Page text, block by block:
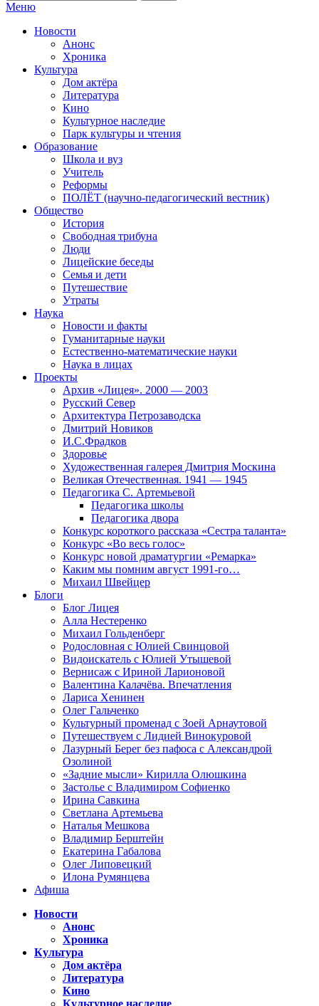
Меню
Новости
Анонс
Хроника
Культура
Дом актёра
Литература
Кино
Культурное наследие
Парк культуры и чтения
Образование
Школа и вуз
Учитель
Реформы
ПОЛЁТ (научно-педагогический вестник)
Общество
История
Свободная трибуна
Люди
Лицейские беседы
Семья и дети
Путешествие
Утраты
Наука
Новости и факты
Гуманитарные науки
Естественно-математические науки
Наука в лицах
Проекты
Архив «Лицея». 2000 — 2003
Русский Север
Архитектура Петрозаводска
Дмитрий Новиков
И.С.Фрадков
Здоровье
Художественная галерея Дмитрия Москина
Великая Отечественная. 1941 — 1945
Педагогика С. Артемьевой
Педагогика школы
Педагогика двора
Конкурс короткого рассказа «Сестра таланта»
Конкурс «Во весь голос»
Конкурс новой драматургии «Ремарка»
Каким мы помним август 1991-го…
Михаил Швейцер
Блоги
Блог Лицея
Алла Нестеренко
Михаил Гольденберг
Родословная с Юлией Свинцовой
Видоискатель с Юлией Утышевой
Вернисаж с Ириной Ларионовой
Валентина Калачёва. Впечатления
Лариса Хенинен
Олег Гальченко
Культурный променад с Зоей Арнаутовой
Путешествуем с Лидией Винокуровой
Лазурный Берег без пафоса с Александрой
Озолиной
«Задние мысли» Кирилла Олюшкина
Застолье с Владимиром Софиенко
Ирина Савкина
Светлана Артемьева
Наталья Мешкова
Владимир Берштейн
Екатерина Габалова
Олег Липовецкий
Илона Румянцева
Афиша
Новости
Анонс
Хроника
Культура
Дом актёра
Литература
Кино